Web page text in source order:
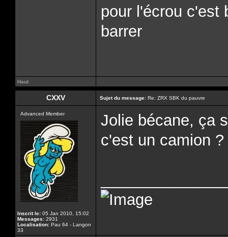
pour l'écrou c'est
barrer
Haut
CXXV Sujet du message: Re: ZRX SBK du pauvre
Advanced Member
Inscrit le: 05 Jan 2010, 15:02
Messages: 2931
Localisation: Pau 64 - Langon
33
Jolie bécane, ça
c'est un camion ?